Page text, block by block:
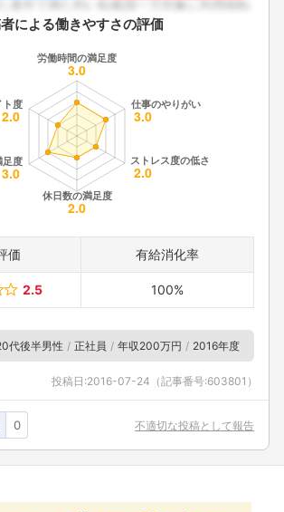
による働きやすさの評価
価 有給消化率
2.5 100%
代後半男性 正社員 年収200万円 2016年度
投稿日:2016-07-24 （記事番号:603801）
0 不適切な投稿として報告